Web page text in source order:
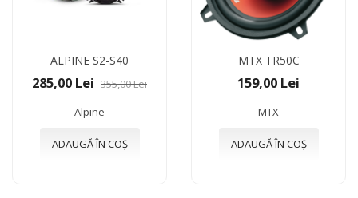
ALPINE S2-S40
285,00 Lei 355,00 Lei
Alpine
ADAUGĂ ÎN COȘ
MTX TR50C
159,00 Lei
MTX
ADAUGĂ ÎN COȘ